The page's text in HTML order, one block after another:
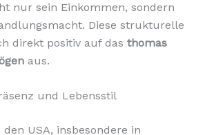
nur sein Einkommen, sondern
Diese strukturelle
direkt positiv auf das thomas
aus.
und Lebensstil
USA, insbesondere in